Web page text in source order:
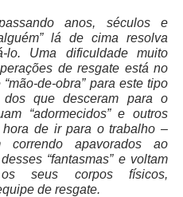
anos, séculos e
lá de cima resolva
lo. Uma dificuldade muito
de resgate está no
de-obra” para este tipo
dos que desceram para o
“adormecidos” e outros
de ir para o trabalho –
correndo apavorados ao
“fantasmas” e voltam
seus corpos físicos,
de resgate.